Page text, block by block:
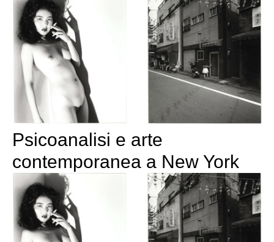
Psicoanalisi e arte
contemporanea a New York